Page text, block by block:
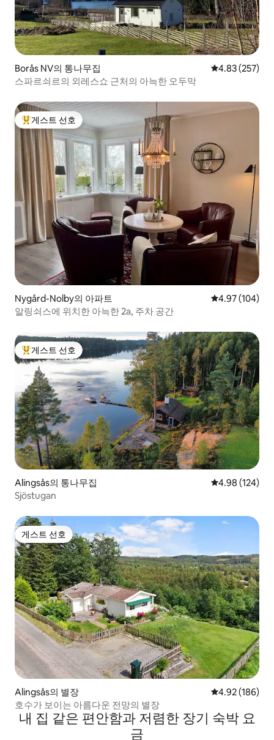
Borås NV의 통나무집 평점 4.83점(5
4.83 (257)
스파르쇠르의 외레스쇼 근처의 아늑한 오두막
상위 게스트 선호
게스트 선호
Nygård-Nolby의 아파트 평점 4.97점(5
4.97 (104)
알링쇠스에 위치한 아늑한 2a, 주차 공간
상위 게스트 선호
게스트 선호
Alingsås의 통나무집 평점 4.98점(5
4.98 (124)
Sjöstugan
게스트 선호
게스트 선호
Alingsås의 별장 평점 4.92점(5
4.92 (186)
호수가 보이는 아름다운 전망의 별장
내 집 같은 편안함과 저렴한 장기 숙박 요
금